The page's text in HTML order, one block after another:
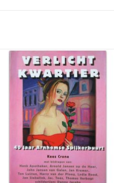
Monografie over de Arnhemse Spijkerbuurt
(voorheen Red Light District) en de
portretten van prostituees door kunstenaar
Denny Jacobs.
TOEVOEGEN AAN WINKELWAGEN